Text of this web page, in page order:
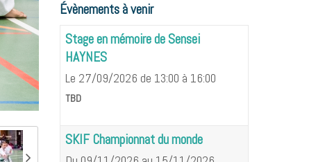
Évènements à venir
Stage en mémoire de Sensei
HAYNES
Le 27/09/2026 de 13:00 à 16:00
TBD
SKIF Championnat du monde